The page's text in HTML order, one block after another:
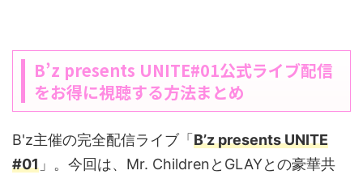
B’z presents UNITE#01公式ライブ配信
をお得に視聴する方法まとめ
B'z主催の完全配信ライブ「 B’z presents UNITE
#01 」。今回は、Mr. ChildrenとGLAYとの豪華共